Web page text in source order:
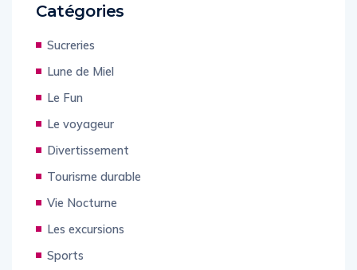
Catégories
Sucreries
Lune de Miel
Le Fun
Le voyageur
Divertissement
Tourisme durable
Vie Nocturne
Les excursions
Sports